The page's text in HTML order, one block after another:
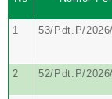
1 53/Pdt.P/
2
52/Pdt.P/